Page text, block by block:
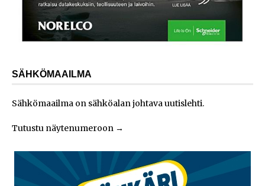
SÄHKÖMAAILMA
Sähkömaailma on sähköalan johtava uutislehti.
Tutustu näytenumeroon →